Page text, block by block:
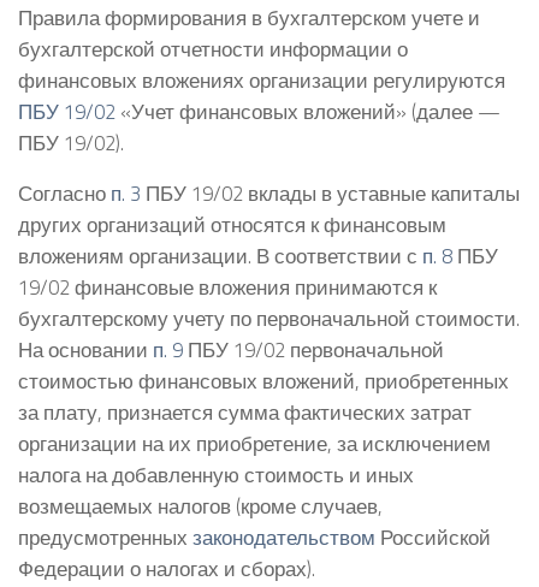
Правила формирования в бухгалтерском учете и
бухгалтерской отчетности информации о
финансовых вложениях организации регулируются
ПБУ 19/02 «Учет финансовых вложений» (далее —
ПБУ 19/02).
Согласно п. 3 ПБУ 19/02 вклады в уставные капиталы
других организаций относятся к финансовым
вложениям организации. В соответствии с п. 8 ПБУ
19/02 финансовые вложения принимаются к
бухгалтерскому учету по первоначальной стоимости.
На основании п. 9 ПБУ 19/02 первоначальной
стоимостью финансовых вложений, приобретенных
за плату, признается сумма фактических затрат
организации на их приобретение, за исключением
налога на добавленную стоимость и иных
возмещаемых налогов (кроме случаев,
предусмотренных законодательством Российской
Федерации о налогах и сборах).